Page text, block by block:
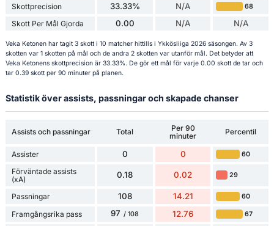
Skottprecision 33.33% N/A 68
Skott Per Mål Gjorda 0.00 N/A N/A
Veka Ketonen har tagit 3 skott i 10 matcher hittills i Ykkösliiga 2026 säsongen. Av 3
skotten var 1 skotten på mål och de andra 2 skotten var utanför mål. Det betyder att
Veka Ketonens skottprecision är 33.33%. De gör ett mål för varje 0.00 skott de tar och
tar 0.39 skott per 90 minuter på planen.
Statistik över assists, passningar och skapade chanser
Assists och passningar Total
Per 90
minuter
Percentil
Assister 0 0 60
Förväntade assists
(xA)
0.18 0.02 29
Passningar 108 14.21 60
Framgångsrika pass 97 / 108 12.76 67